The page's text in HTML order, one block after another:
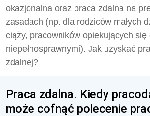
okazjonalna oraz praca zdalna na
zasadach (np. dla rodziców małych
ciąży, pracowników opiekujących się
niepełnosprawnymi). Jak uzyskać
zdalnej?
Praca zdalna. Kiedy
może cofnąć polecenie